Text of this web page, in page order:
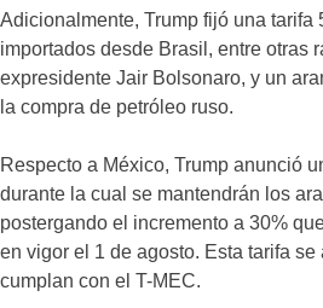
Adicionalmente, Trump fijó una tarifa
importados desde Brasil, entre otras
expresidente Jair Bolsonaro, y un
la compra de petróleo ruso.
Respecto a México, Trump anunció
durante la cual se mantendrán los
postergando el incremento a 30%
en vigor el 1 de agosto. Esta tarifa
cumplan con el T-MEC.